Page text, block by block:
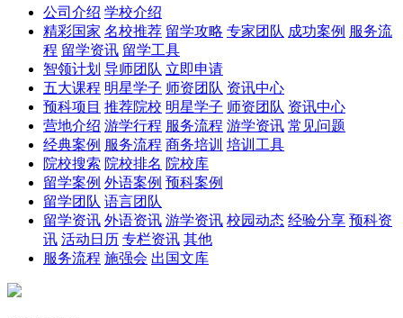
公司介绍 学校介绍
精彩国家 名校推荐 留学攻略 专家团队 成功案例 服务流
程 留学资讯 留学工具
智领计划 导师团队 立即申请
五大课程 明星学子 师资团队 资讯中心
预科项目 推荐院校 明星学子 师资团队 资讯中心
营地介绍 游学行程 服务流程 游学资讯 常见问题
经典案例 服务流程 商务培训 培训工具
院校搜索 院校排名 院校库
留学案例 外语案例 预科案例
留学团队 语言团队
留学资讯 外语资讯 游学资讯 校园动态 经验分享 预科资
讯 活动日历 专栏资讯 其他
服务流程 施强会 出国文库